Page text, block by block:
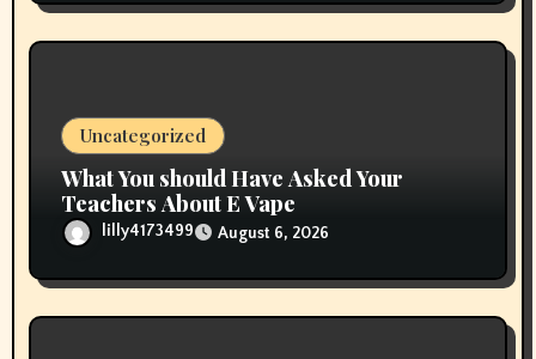
Uncategorized
What You should Have Asked Your
Teachers About E Vape
lilly4173499 August 6, 2026